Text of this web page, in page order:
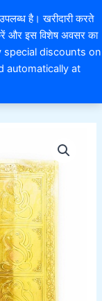
है। खरीदारी करते
और इस विशेष अवसर का
special discounts on
automatically at